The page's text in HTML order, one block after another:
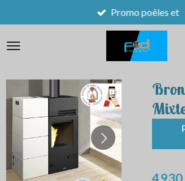
au
contenu
Promo poêles et
4